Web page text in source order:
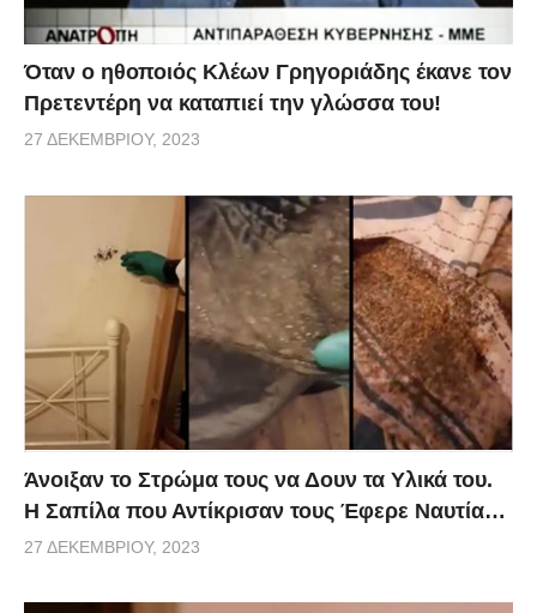
Όταν ο ηθοποιός Κλέων Γρηγοριάδης έκανε τον
Πρετεντέρη να καταπιεί την γλώσσα του!
27 ΔΕΚΕΜΒΡΊΟΥ, 2023
Άνοιξαν το Στρώμα τους να Δουν τα Υλικά του.
Η Σαπίλα που Αντίκρισαν τους Έφερε Ναυτία…
27 ΔΕΚΕΜΒΡΊΟΥ, 2023